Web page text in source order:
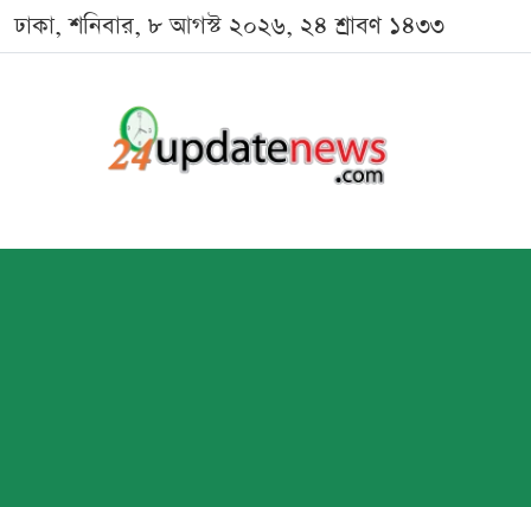
ঢাকা, শনিবার, ৮ আগস্ট ২০২৬, ২৪ শ্রাবণ ১৪৩৩